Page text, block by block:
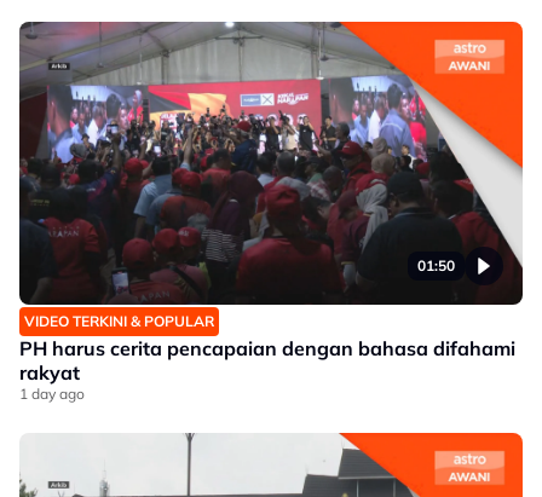
01:50
VIDEO TERKINI & POPULAR
PH harus cerita pencapaian dengan bahasa difahami
rakyat
1 day ago